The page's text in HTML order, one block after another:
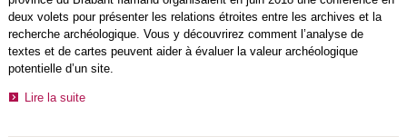
deux volets pour présenter les relations étroites entre les archives et la
recherche archéologique. Vous y découvrirez comment l’analyse de
textes et de cartes peuvent aider à évaluer la valeur archéologique
potentielle d’un site.
Lire la suite